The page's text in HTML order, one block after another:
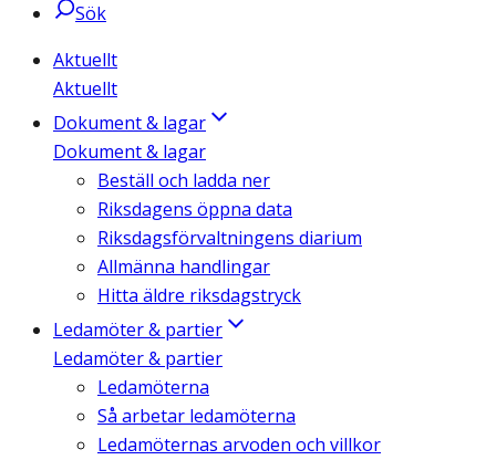
Sök
Aktuellt
Aktuellt
Dokument & lagar
Dokument & lagar
Beställ och ladda ner
Riksdagens öppna data
Riksdagsförvaltningens diarium
Allmänna handlingar
Hitta äldre riksdagstryck
Ledamöter & partier
Ledamöter & partier
Ledamöterna
Så arbetar ledamöterna
Ledamöternas arvoden och villkor